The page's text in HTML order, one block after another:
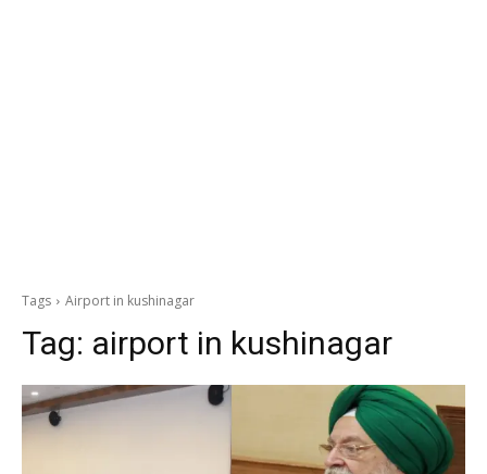
Tags Airport in kushinagar
Tag: airport in kushinagar